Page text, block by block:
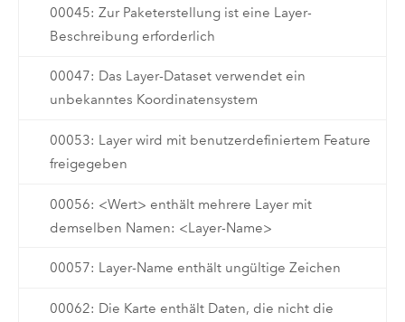
00045: Zur Paketerstellung ist eine Layer-
Beschreibung erforderlich
00047: Das Layer-Dataset verwendet ein
unbekanntes Koordinatensystem
00053: Layer wird mit benutzerdefiniertem Feature
freigegeben
00056: <Wert> enthält mehrere Layer mit
demselben Namen: <Layer-Name>
00057: Layer-Name enthält ungültige Zeichen
00062: Die Karte enthält Daten, die nicht die